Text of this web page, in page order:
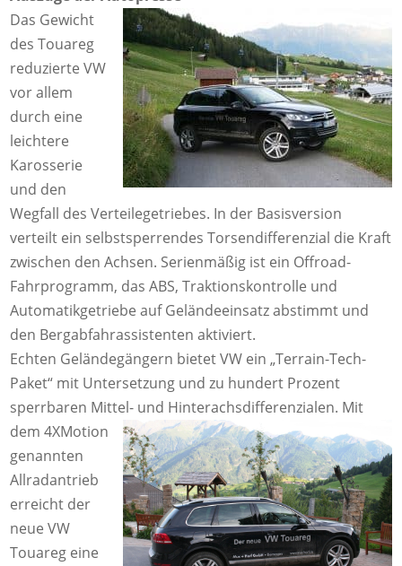
Das Gewicht
des Touareg
reduzierte VW
vor allem
durch eine
leichtere
Karosserie
und den
Wegfall des Verteilegetriebes. In der Basisversion
verteilt ein selbstsperrendes Torsendifferenzial die Kraft
zwischen den Achsen. Serienmäßig ist ein Offroad-
Fahrprogramm, das ABS, Traktionskontrolle und
Automatikgetriebe auf Geländeeinsatz abstimmt und
den Bergabfahrassistenten aktiviert.
Echten Geländegängern bietet VW ein „Terrain-Tech-
Paket“ mit Untersetzung und zu hundert Prozent
sperrbaren Mittel- und Hinterachsdifferenzialen. Mit
dem 4XMotion
genannten
Allradantrieb
erreicht der
neue VW
Touareg eine